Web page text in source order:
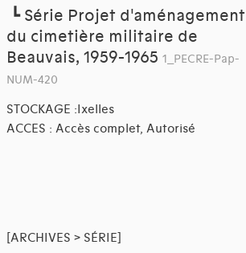
┗ Série Projet d'aménagement
du cimetière militaire de
Beauvais, 1959-1965 1_PECRE-Pap-
NUM-420
STOCKAGE :Ixelles
ACCES : Accès complet, Autorisé
[ARCHIVES > SÉRIE]